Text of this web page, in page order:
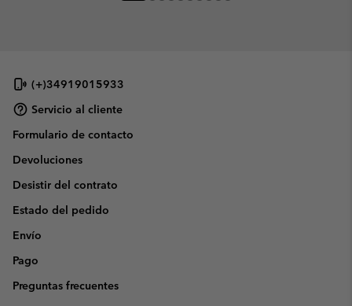
(+)34919015933
Servicio al cliente
Formulario de contacto
Devoluciones
Desistir del contrato
Estado del pedido
Envío
Pago
Preguntas frecuentes